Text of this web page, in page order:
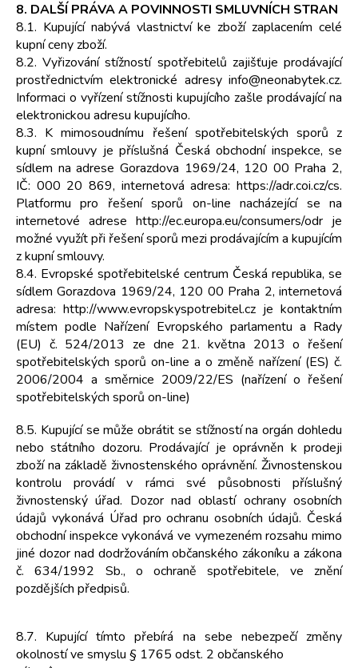
8. DALŠÍ PRÁVA A POVINNOSTI SMLUVNÍCH STRAN
8.1. Kupující nabývá vlastnictví ke zboží zaplacením celé
kupní ceny zboží.
8.2. Vyřizování stížností spotřebitelů zajišťuje prodávající
prostřednictvím elektronické adresy info@neonabytek.cz.
Informaci o vyřízení stížnosti kupujícího zašle prodávající na
elektronickou adresu kupujícího.
8.3. K mimosoudnímu řešení spotřebitelských sporů z
kupní smlouvy je příslušná Česká obchodní inspekce, se
sídlem na adrese Gorazdova 1969/24, 120 00 Praha 2,
IČ: 000 20 869, internetová adresa: https://adr.coi.cz/cs.
Platformu pro řešení sporů on-line nacházející se na
internetové adrese http://ec.europa.eu/consumers/odr je
možné využít při řešení sporů mezi prodávajícím a kupujícím
z kupní smlouvy.
8.4. Evropské spotřebitelské centrum Česká republika, se
sídlem Gorazdova 1969/24, 120 00 Praha 2, internetová
adresa: http://www.evropskyspotrebitel.cz je kontaktním
místem podle Nařízení Evropského parlamentu a Rady
(EU) č. 524/2013 ze dne 21. května 2013 o řešení
spotřebitelských sporů on-line a o změně nařízení (ES) č.
2006/2004 a směrnice 2009/22/ES (nařízení o řešení
spotřebitelských sporů on-line)
8.5. Kupující se může obrátit se stížností na orgán dohledu
nebo státního dozoru. Prodávající je oprávněn k prodeji
zboží na základě živnostenského oprávnění. Živnostenskou
kontrolu provádí v rámci své působnosti příslušný
živnostenský úřad. Dozor nad oblastí ochrany osobních
údajů vykonává Úřad pro ochranu osobních údajů. Česká
obchodní inspekce vykonává ve vymezeném rozsahu mimo
jiné dozor nad dodržováním občanského zákoníku a zákona
č. 634/1992 Sb., o ochraně spotřebitele, ve znění
pozdějších předpisů.
8.7. Kupující tímto přebírá na sebe nebezpečí změny
okolností ve smyslu § 1765 odst. 2 občanského